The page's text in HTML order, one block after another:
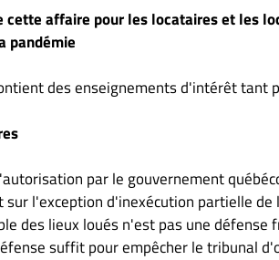
cette affaire pour les locataires et les
pandémie
des enseignements d'intérêt tant
par le gouvernement
sur l'exception d'inexécution partielle
des lieux loués n'est pas une
suffit pour empêcher le tribunal